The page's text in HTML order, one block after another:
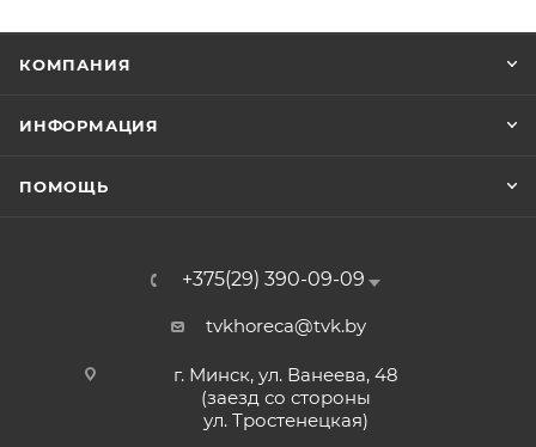
КОМПАНИЯ
ИНФОРМАЦИЯ
ПОМОЩЬ
+375(29) 390-09-09
tvkhoreca@tvk.by
г. Минск, ул. Ванеева, 48
(заезд со стороны
ул. Тростенецкая)